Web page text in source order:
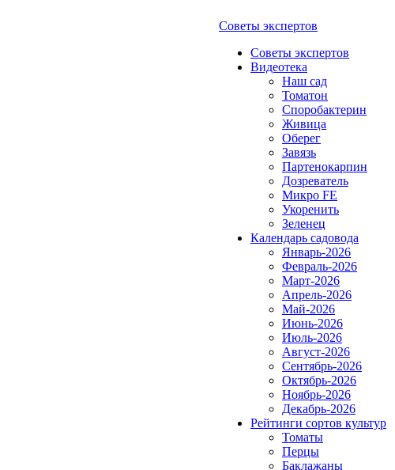
Советы экспертов
Советы экспертов
Видеотека
Наш сад
Томатон
Споробактерин
Живица
Оберег
Завязь
Партенокарпин
Дозреватель
Микро FE
Укоренить
Зеленец
Календарь садовода
Январь-2026
Февраль-2026
Март-2026
Апрель-2026
Май-2026
Июнь-2026
Июль-2026
Август-2026
Сентябрь-2026
Октябрь-2026
Ноябрь-2026
Декабрь-2026
Рейтинги сортов культур
Томаты
Перцы
Баклажаны